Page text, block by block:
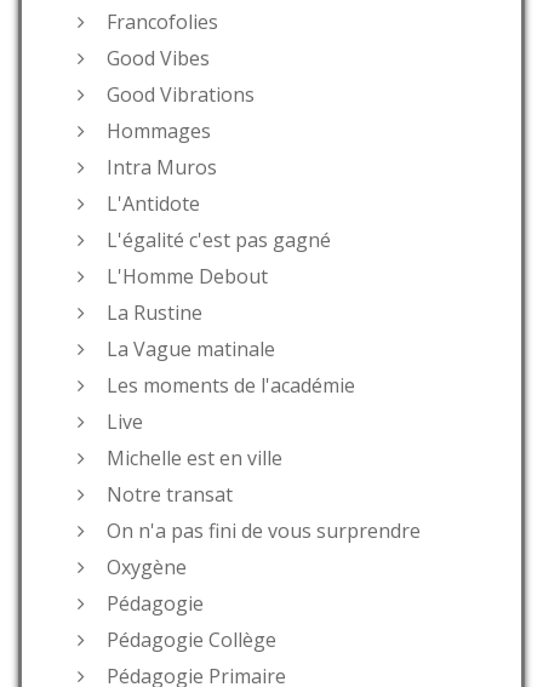
Francofolies
Good Vibes
Good Vibrations
Hommages
Intra Muros
L'Antidote
L'égalité c'est pas gagné
L'Homme Debout
La Rustine
La Vague matinale
Les moments de l'académie
Live
Michelle est en ville
Notre transat
On n'a pas fini de vous surprendre
Oxygène
Pédagogie
Pédagogie Collège
Pédagogie Primaire